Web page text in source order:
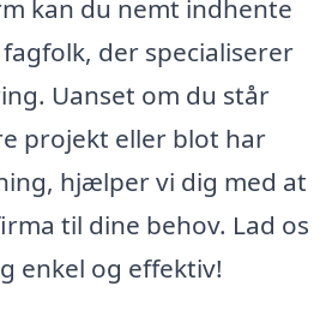
kan du nemt indhente
der specialiserer
Uanset om du står
projekt eller blot har
hjælper vi dig med at
til dine behov. Lad os
enkel og effektiv!